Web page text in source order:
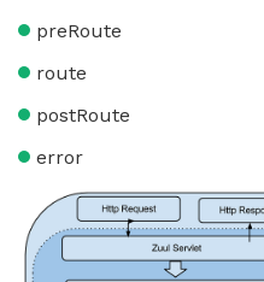
preRoute
route
postRoute
error